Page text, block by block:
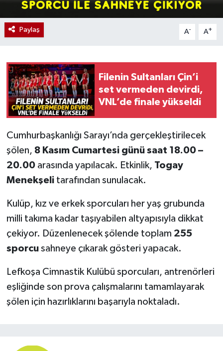
Paylaş A- A+
Filenin Sultanları Çin’i
set vermeden devirdi,
VNL’de finale yükseldi
Cumhurbaşkanlığı Sarayı’nda gerçekleştirilecek
şölen, 8 Kasım Cumartesi günü saat 18.00 –
20.00arasında yapılacak. Etkinlik, Togay
Menekşelitarafından sunulacak.
Kulüp, kız ve erkek sporcuları her yaş grubunda
milli takıma kadar taşıyabilen altyapısıyla dikkat
çekiyor. Düzenlenecek şölende toplam 255
sporcusahneye çıkarak gösteri yapacak.
Lefkoşa Cimnastik Kulübü sporcuları, antrenörleri
eşliğinde son prova çalışmalarını tamamlayarak
şölen için hazırlıklarını başarıyla noktaladı.